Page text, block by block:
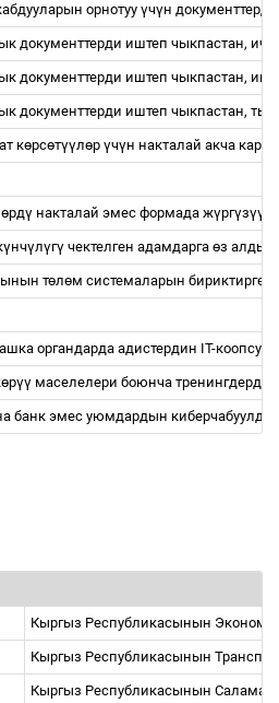
орнотуу үчүн
документтерди иштеп чыкпастан,
документтерди иштеп чыкпастан,
документтерди иштеп чыкпастан,
көрсөтүүлөр үчүн накталай акча
өрдү накталай эмес формада жүргүзүү
үнчүлүгү чектелген адамдарга өз
төлөм системаларын бириктирген
органдарда адистердин IT-
өрүү маселелери боюнча тренингдерди
банк эмес уюмдардын
Кыргыз Республикасынын
Кыргыз Республикасынын
Кыргыз Республикасынын